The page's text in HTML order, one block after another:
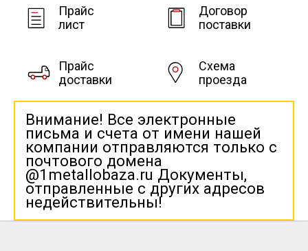
Прайс
лист
Договор
поставки
Прайс
доставки
Схема
проезда
Внимание! Все электронные
письма и счета от имени нашей
компании отправляются только с
почтового домена
@1metallobaza.ru Документы,
отправленные с других адресов
недействительны!